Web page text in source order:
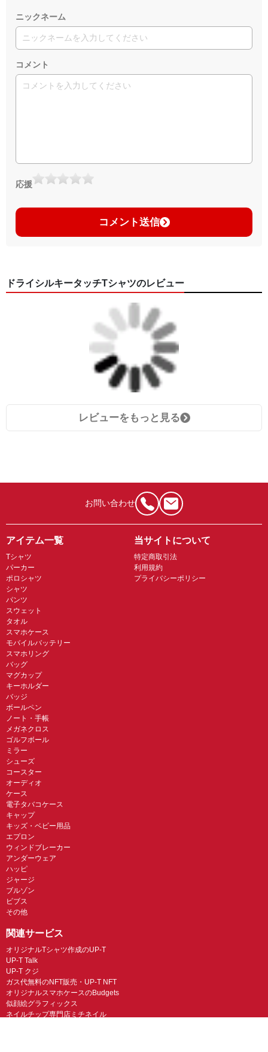
ニックネーム
コメント
応援
コメント送信
ドライシルキータッチTシャツのレビュー
レビューをもっと見る
お問い合わせ
アイテム一覧
Tシャツ
パーカー
ポロシャツ
シャツ
パンツ
スウェット
タオル
スマホケース
モバイルバッテリー
スマホリング
バッグ
マグカップ
キーホルダー
バッジ
ボールペン
ノート・手帳
メガネクロス
ゴルフボール
ミラー
シューズ
コースター
オーディオ
ケース
電子タバコケース
キャップ
キッズ・ベビー用品
エプロン
ウィンドブレーカー
アンダーウェア
ハッピ
ジャージ
ブルゾン
ビブス
その他
当サイトについて
特定商取引法
利用規約
プライバシーポリシー
関連サービス
オリジナルTシャツ作成のUP-T
UP-T Talk
UP-T クジ
ガス代無料のNFT販売・UP-T NFT
オリジナルスマホケースのBudgets
似顔絵グラフィックス
ネイルチップ専門店ミチネイル